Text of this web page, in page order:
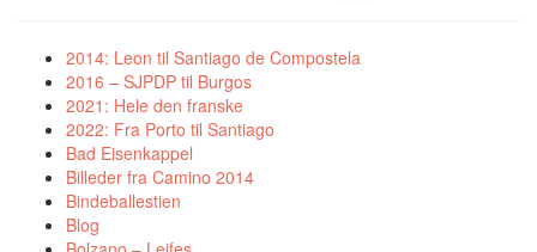
2014: Leon til Santiago de Compostela
2016 – SJPDP til Burgos
2021: Hele den franske
2022: Fra Porto til Santiago
Bad Eisenkappel
Billeder fra Camino 2014
Bindeballestien
Blog